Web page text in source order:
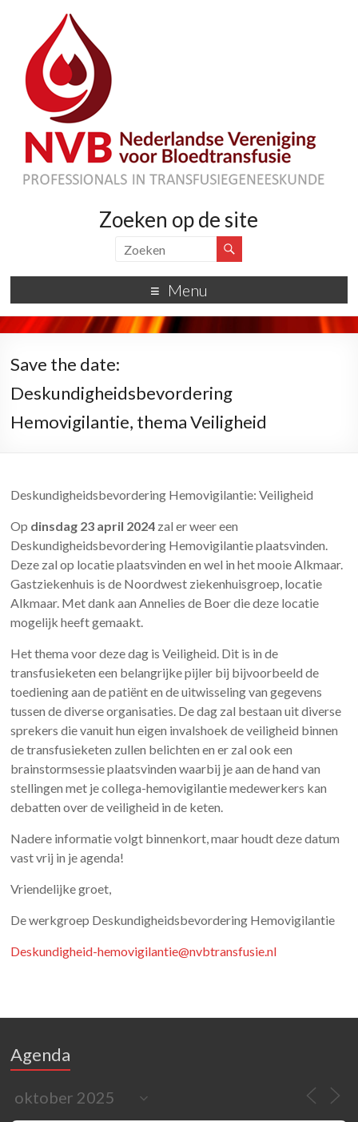
Zoeken op de site
Menu
Save the date:
Deskundigheidsbevordering
Hemovigilantie, thema Veiligheid
Deskundigheidsbevordering Hemovigilantie: Veiligheid
Op dinsdag 23 april 2024 zal er weer een
Deskundigheidsbevordering Hemovigilantie plaatsvinden.
Deze zal op locatie plaatsvinden en wel in het mooie Alkmaar.
Gastziekenhuis is de Noordwest ziekenhuisgroep, locatie
Alkmaar. Met dank aan Annelies de Boer die deze locatie
mogelijk heeft gemaakt.
Het thema voor deze dag is Veiligheid. Dit is in de
transfusieketen een belangrijke pijler bij bijvoorbeeld de
toediening aan de patiënt en de uitwisseling van gegevens
tussen de diverse organisaties. De dag zal bestaan uit diverse
sprekers die vanuit hun eigen invalshoek de veiligheid binnen
de transfusieketen zullen belichten en er zal ook een
brainstormsessie plaatsvinden waarbij je aan de hand van
stellingen met je collega-hemovigilantie medewerkers kan
debatten over de veiligheid in de keten.
Nadere informatie volgt binnenkort, maar houdt deze datum
vast vrij in je agenda!
Vriendelijke groet,
De werkgroep Deskundigheidsbevordering Hemovigilantie
Deskundigheid-hemovigilantie@nvbtransfusie.nl
Agenda